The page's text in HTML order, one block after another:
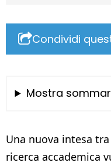
Condividi
Mostra
Una nuova intesa
ricerca accademica